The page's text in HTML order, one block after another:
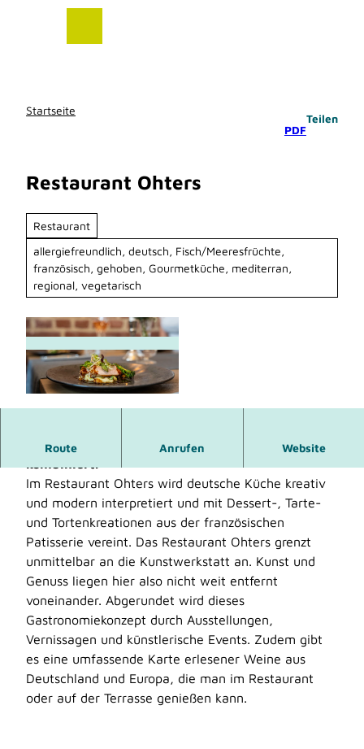
Startseite
PDF
Teilen
Restaurant Ohters
Restaurant
allergiefreundlich, deutsch, Fisch/Meeresfrüchte,
französisch, gehoben, Gourmetküche, mediterran,
regional, vegetarisch
© Foto: Stadt Monheim am Rhein/Sascha
Route Anrufen Website
Im Restaurant Ohters wird Kochen und Kunst
Im Restaurant Ohters wird deutsche Küche kreativ
und modern interpretiert und mit Dessert-, Tarte-
und Tortenkreationen aus der französischen
Patisserie vereint. Das Restaurant Ohters grenzt
unmittelbar an die Kunstwerkstatt an. Kunst und
Genuss liegen hier also nicht weit entfernt
voneinander. Abgerundet wird dieses
Gastronomiekonzept durch Ausstellungen,
Vernissagen und künstlerische Events. Zudem gibt
es eine umfassende Karte erlesener Weine aus
Deutschland und Europa, die man im Restaurant
oder auf der Terrasse genießen kann.